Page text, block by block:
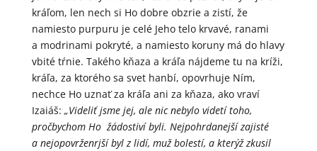
kráľom, len nech si Ho dobre obzrie a zistí, že
namiesto purpuru je celé Jeho telo krvavé, ranami
a modrinami pokryté, a namiesto koruny má do hlavy
vbité tŕnie. Takého kňaza a kráľa nájdeme tu na kríži,
kráľa, za ktorého sa svet hanbí, opovrhuje Ním,
nechce Ho uznať za kráľa ani za kňaza, ako vraví
Izaiáš: „Videliť jsme jej, ale nic nebylo videtí toho,
pročbychom Ho žádostiví byli. Nejpohrdanejší zajisté
a nejopovrženrjší byl z lidí, muž bolestí, a kterýž zkusil